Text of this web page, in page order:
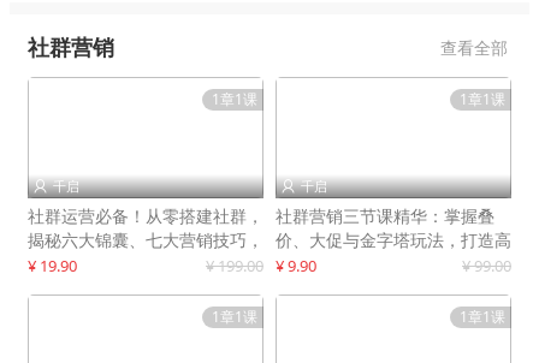
社群营销 查看全部
1章1课
 千启
社群运营必备！从零搭建社群，
揭秘六大锦囊、七大营销技巧，
打造火爆社群
¥ 19.90 ¥ 199.00
1章1课
 千启
社群营销三节课精华：掌握叠
价、大促与金字塔玩法，打造高
效营销体系
¥ 9.90 ¥ 99.00
1章1课 1章1课